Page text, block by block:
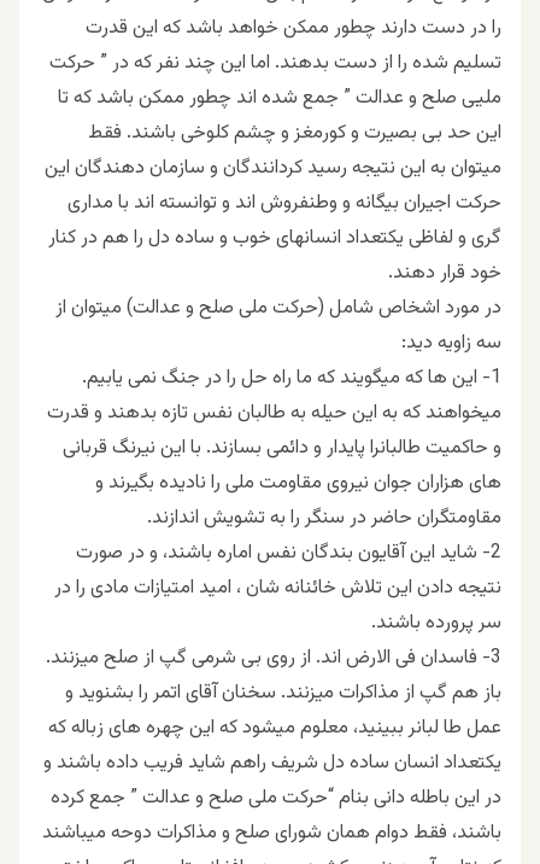
را در دست دارند چطور ممکن خواهد باشد که این قدرت
تسلیم شده را از دست بدهند. اما این چند نفر که در ” حرکت
ملیی صلح و عدالت ” جمع شده اند چطور ممکن باشد که تا
این حد بی بصیرت و کورمغز و چشم کلوخی باشند. فقط
میتوان به این نتیجه رسید کردانندگان و سازمان دهندگان این
حرکت اجیران بیگانه و وطنفروش اند و توانسته اند با مداری
گری و لفاظی یکتعداد انسانهای خوب و ساده دل را هم در کنار
خود قرار دهند.
در مورد اشخاص شامل (حرکت ملی صلح و عدالت) میتوان از
سه زاویه دید:
1- این ها که میگویند که ما راه حل را در جنگ نمی یابیم.
میخواهند که به این حیله به طالبان نفس تازه بدهند و قدرت
و حاکمیت طالبانرا پایدار و دائمی بسازند. با این نیرنگ قربانی
های هزاران جوان نیروی مقاومت ملی را نادیده بگیرند و
مقاومتگران حاضر در سنگر را به تشویش اندازند.
2- شاید این آقایون بندگان نفس اماره باشند، و در صورت
نتیجه دادن این تلاش خائنانه شان ، امید امتیازات مادی را در
سر پرورده باشند.
3- فاسدان فی الارض اند. از روی بی شرمی گپ از صلح میزنند.
باز هم گپ از مذاکرات میزنند. سخنان آقای اتمر را بشنوید و
عمل طا لبانر ببینید، معلوم میشود که این چهره های زباله که
یکتعداد انسان ساده دل شریف راهم شاید فریب داده باشند و
در این باطله دانی بنام “حرکت ملی صلح و عدالت ” جمع کرده
باشند، فقط دوام همان شورای صلح و مذاکرات دوحه میباشند